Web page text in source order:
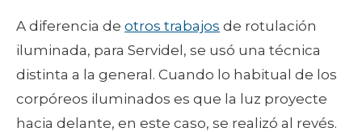
A diferencia de otros trabajos de rotulación
iluminada, para Servidel, se usó una técnica
distinta a la general. Cuando lo habitual de los
corpóreos iluminados es que la luz proyecte
hacia delante, en este caso, se realizó al revés.